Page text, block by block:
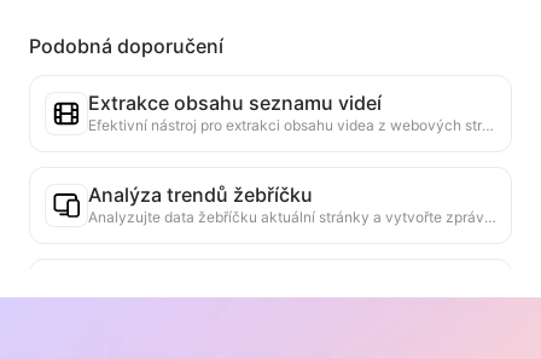
Podobná doporučení
Extrakce obsahu seznamu videí
Efektivní nástroj pro extrakci obsahu videa z webových stránek, který dokáže rychle procházet webové stránky a uspořádat informace o videích do strukturované tabulky Markdown.
Analýza trendů žebříčku
Analyzujte data žebříčku aktuální stránky a vytvořte zprávu o trendech. Identifikujte populární kategorie, rychle rostoucí typy produktů a nové technologie. Poskytněte okamžité tržní poznatky, které vám pomohou pochopit nejnovější trendy produktů a tržní směry.